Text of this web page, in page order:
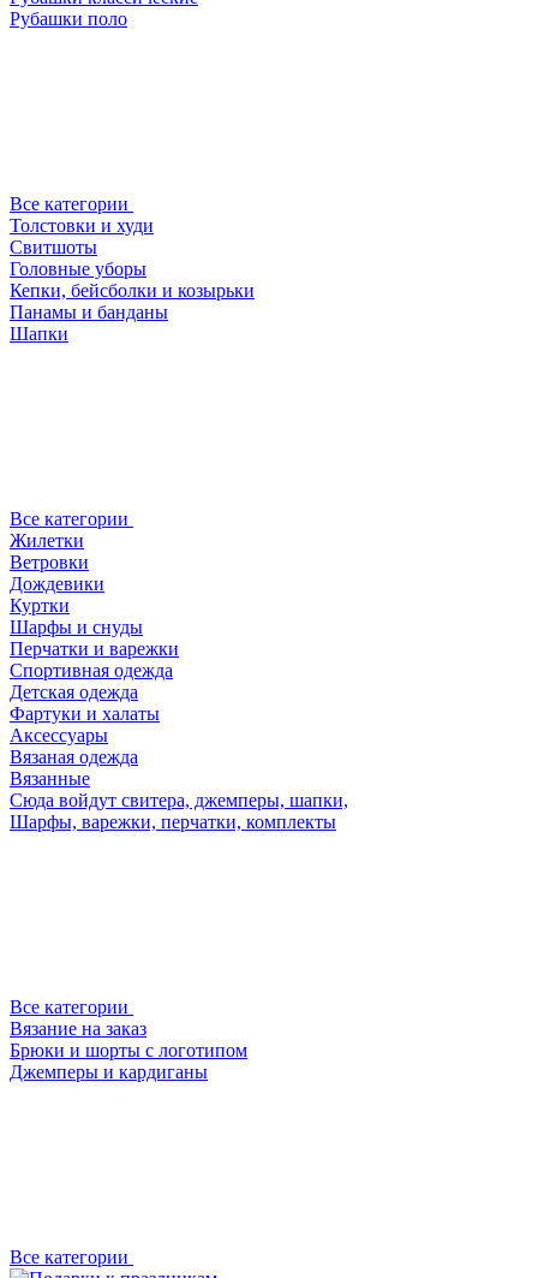
Рубашки поло
Все категории
Толстовки и худи
Свитшоты
Головные уборы
Кепки, бейсболки и козырьки
Панамы и банданы
Шапки
Все категории
Жилетки
Ветровки
Дождевики
Куртки
Шарфы и снуды
Перчатки и варежки
Спортивная одежда
Детская одежда
Фартуки и халаты
Аксессуары
Вязаная одежда
Вязанные
Сюда войдут свитера, джемперы, шапки,
Шарфы, варежки, перчатки, комплекты
Все категории
Вязание на заказ
Брюки и шорты с логотипом
Джемперы и кардиганы
Все категории